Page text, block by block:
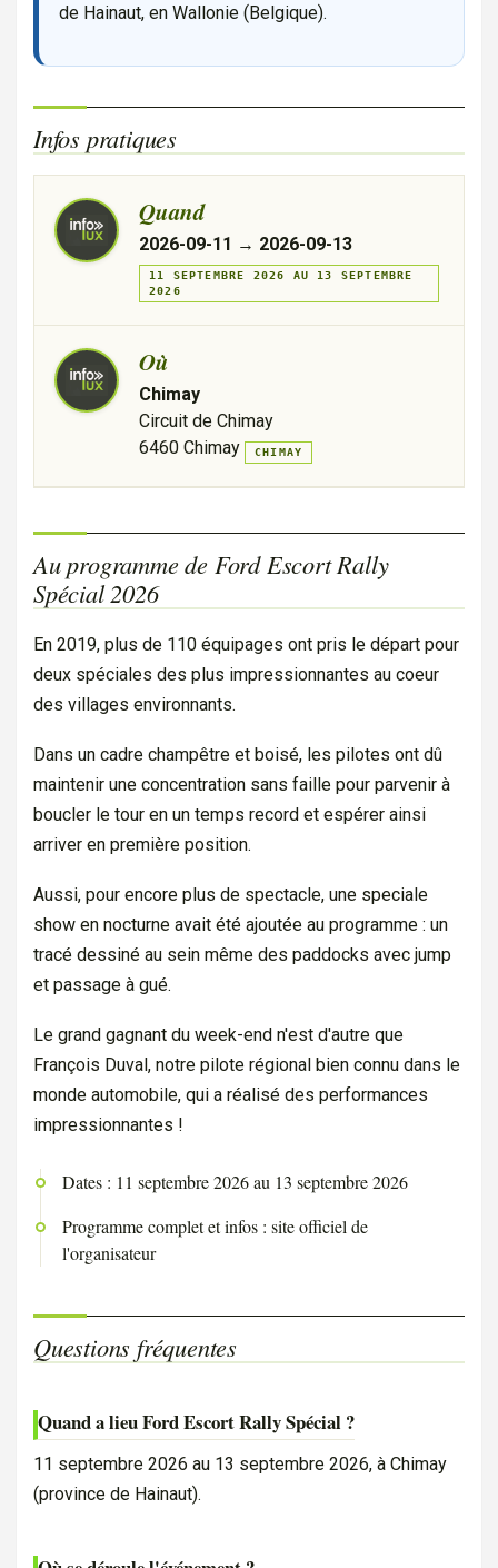
de Hainaut, en Wallonie (Belgique).
Infos pratiques
Quand
2026-09-11 → 2026-09-13
11 SEPTEMBRE 2026 AU 13 SEPTEMBRE
2026
Où
Chimay
Circuit de Chimay
6460 Chimay
CHIMAY
Au programme de Ford Escort Rally
Spécial 2026
En 2019, plus de 110 équipages ont pris le départ pour
deux spéciales des plus impressionnantes au coeur
des villages environnants.
Dans un cadre champêtre et boisé, les pilotes ont dû
maintenir une concentration sans faille pour parvenir à
boucler le tour en un temps record et espérer ainsi
arriver en première position.
Aussi, pour encore plus de spectacle, une speciale
show en nocturne avait été ajoutée au programme : un
tracé dessiné au sein même des paddocks avec jump
et passage à gué.
Le grand gagnant du week-end n'est d'autre que
François Duval, notre pilote régional bien connu dans le
monde automobile, qui a réalisé des performances
impressionnantes !
Dates : 11 septembre 2026 au 13 septembre 2026
Programme complet et infos : site officiel de
l'organisateur
Questions fréquentes
Quand a lieu Ford Escort Rally Spécial ?
11 septembre 2026 au 13 septembre 2026, à Chimay
(province de Hainaut).